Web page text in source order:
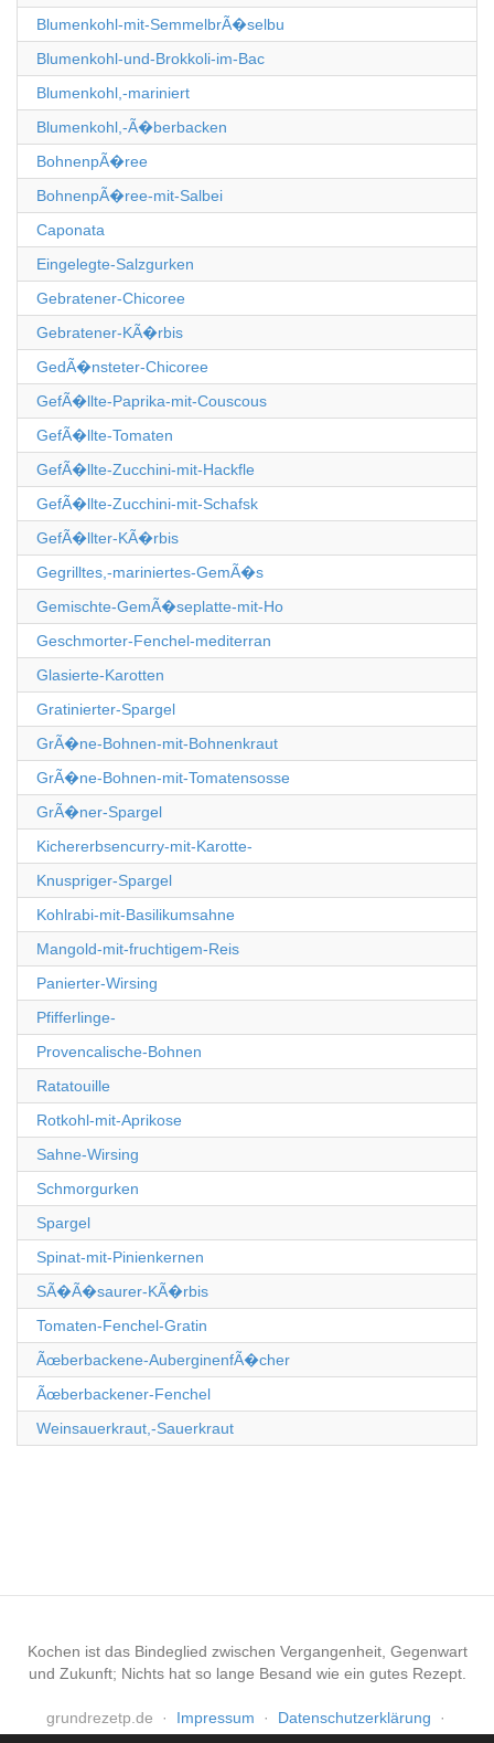
Blumenkohl-mit-SemmelbrÃ�selbu
Blumenkohl-und-Brokkoli-im-Bac
Blumenkohl,-mariniert
Blumenkohl,-Ã�berbacken
BohnenpÃ�ree
BohnenpÃ�ree-mit-Salbei
Caponata
Eingelegte-Salzgurken
Gebratener-Chicoree
Gebratener-KÃ�rbis
GedÃ�nsteter-Chicoree
GefÃ�llte-Paprika-mit-Couscous
GefÃ�llte-Tomaten
GefÃ�llte-Zucchini-mit-Hackfle
GefÃ�llte-Zucchini-mit-Schafsk
GefÃ�llter-KÃ�rbis
Gegrilltes,-mariniertes-GemÃ�s
Gemischte-GemÃ�seplatte-mit-Ho
Geschmorter-Fenchel-mediterran
Glasierte-Karotten
Gratinierter-Spargel
GrÃ�ne-Bohnen-mit-Bohnenkraut
GrÃ�ne-Bohnen-mit-Tomatensosse
GrÃ�ner-Spargel
Kichererbsencurry-mit-Karotte-
Knuspriger-Spargel
Kohlrabi-mit-Basilikumsahne
Mangold-mit-fruchtigem-Reis
Panierter-Wirsing
Pfifferlinge-
Provencalische-Bohnen
Ratatouille
Rotkohl-mit-Aprikose
Sahne-Wirsing
Schmorgurken
Spargel
Spinat-mit-Pinienkernen
SÃ�Ã�saurer-KÃ�rbis
Tomaten-Fenchel-Gratin
Ãœberbackene-AuberginenfÃ�cher
Ãœberbackener-Fenchel
Weinsauerkraut,-Sauerkraut
Kochen ist das Bindeglied zwischen Vergangenheit, Gegenwart
und Zukunft; Nichts hat so lange Besand wie ein gutes Rezept.
grundrezetp.de · Impressum · Datenschutzerklärung
·